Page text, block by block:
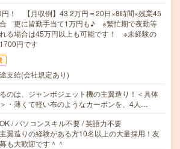
！ 【月収例】43.2万円＝20日×8時間×残業45
更に皆勤手当て1万円も♪ ※繁忙期で夜勤等
る場合は45万円以上も可能です！ ※未経験の
円です
支給(会社規定あり)
のは、ジャンボジェット機の主翼造り！＜具体
・薄くて軽い布のようなカーボンを、4人…
/ パソコンスキル不要 / 英語力不要
翼造りの経験がある方10名以上の大量採用！友
も大歓迎です＾＾